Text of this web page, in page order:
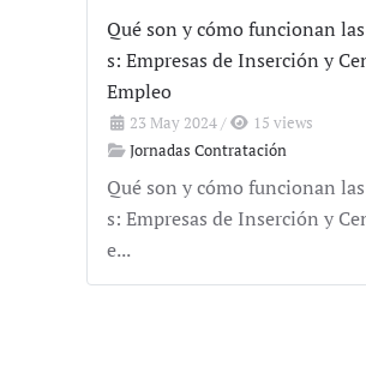
Qué son y cómo funcionan
s: Empresas de Inserción y
Empleo
23 May 2024/
15 views
Jornadas Contratación
Qué son y cómo funcionan
s: Empresas de Inserción y
e...